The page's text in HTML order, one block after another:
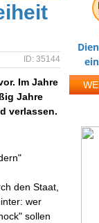
ID: 35144
Im Jahre
Jahre
verlassen.
den Staat,
wer
sollen